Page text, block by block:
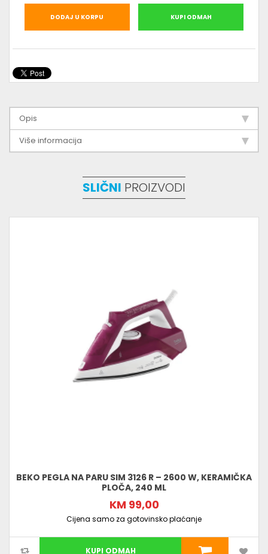
DODAJ U KORPU KUPI ODMAH
Opis
Više informacija
SLIČNI PROIZVODI
BEKO PEGLA NA PARU SIM 3126 R – 2600 W, KERAMIČKA
PLOČA, 240 ML
KM 99,00
Cijena samo za gotovinsko plaćanje
KUPI ODMAH